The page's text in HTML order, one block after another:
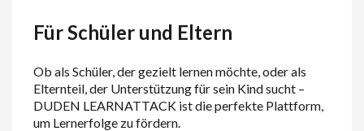
Für Schüler und Eltern
Ob als Schüler, der gezielt lernen möchte, oder als
Elternteil, der Unterstützung für sein Kind sucht –
DUDEN LEARNATTACK ist die perfekte Plattform,
um Lernerfolge zu fördern.